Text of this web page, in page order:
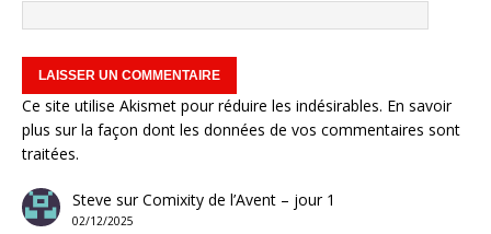
Ce site utilise Akismet pour réduire les indésirables. En savoir
plus sur la façon dont les données de vos commentaires sont
traitées.
Steve surComixity de l’Avent – jour 1
02/12/2025